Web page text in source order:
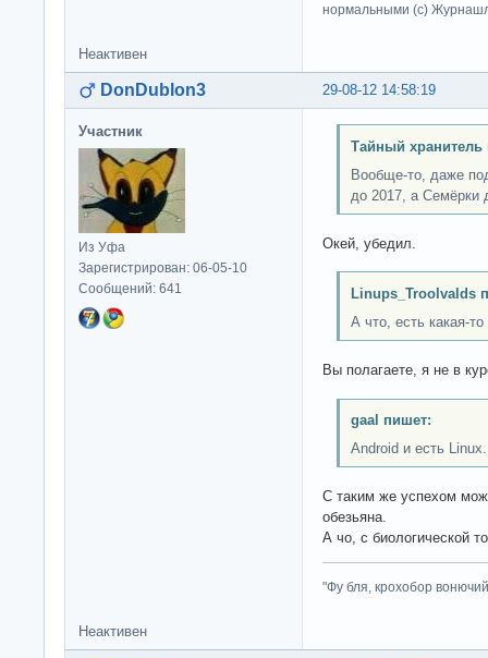
нормальными (c)
Неактивен
29-08-12 14:58:19
DonDublon3
Участник
Из Уфа
Зарегистрирован: 06-05-10
Сообщений: 641
Тайный хранитель
Вообще-то, даже
до 2017, а Семёрки
Окей, убедил.
Linups_Troolvalds
А что, есть какая-
Вы полагаете, я не в
gaal пишет:
Android и есть Linux.
С таким же успехом
обезьяна.
А чо, с биологической
"Фу бля, крохобор
Неактивен